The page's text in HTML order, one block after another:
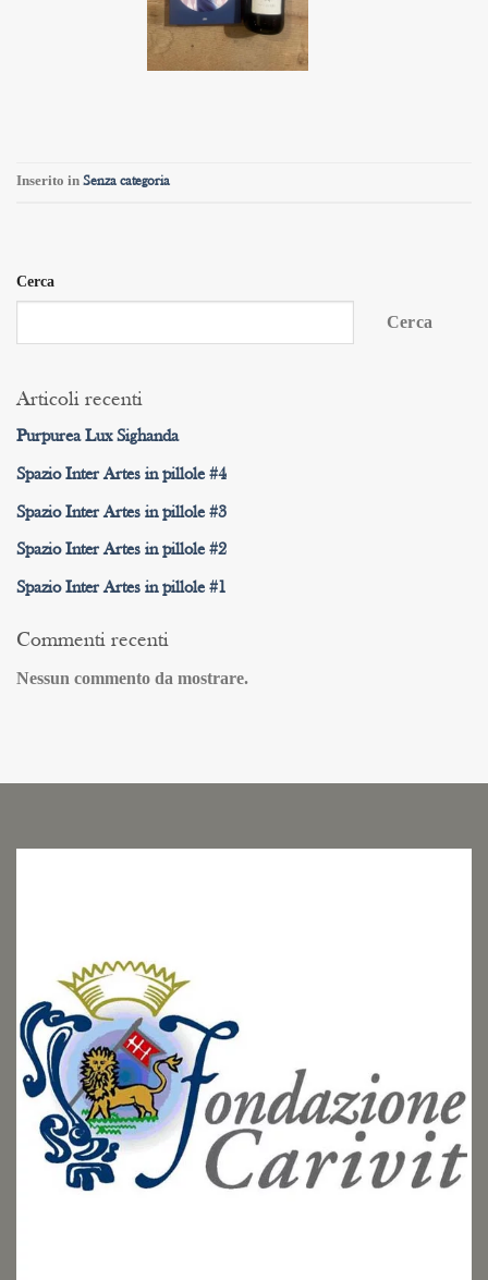
Inserito in Senza categoria
Cerca
Cerca
Articoli recenti
Purpurea Lux Sighanda
Spazio Inter Artes in pillole #4
Spazio Inter Artes in pillole #3
Spazio Inter Artes in pillole #2
Spazio Inter Artes in pillole #1
Commenti recenti
Nessun commento da mostrare.